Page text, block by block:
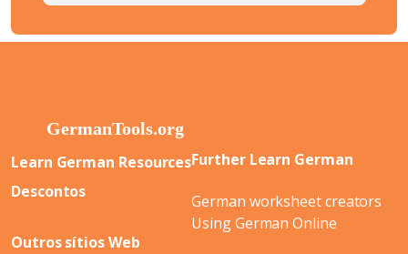
Learn German Resources
Descontos
Further Learn German
German worksheet creators
Using German Online
Outros sítios Web